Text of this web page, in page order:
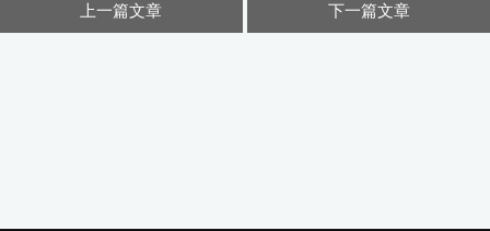
上一篇文章 下一篇文章